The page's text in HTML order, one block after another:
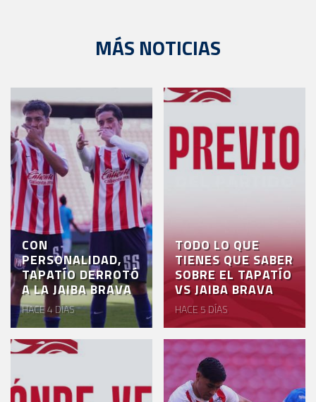
MÁS NOTICIAS
CON
PERSONALIDAD,
TAPATÍO DERROTÓ
A LA JAIBA BRAVA
HACE 4 DÍAS
TODO LO QUE
TIENES QUE SABER
SOBRE EL TAPATÍO
VS JAIBA BRAVA
HACE 5 DÍAS